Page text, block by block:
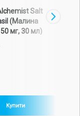
Salt
(Малина
50 мг, 30 мл)
-
Купити